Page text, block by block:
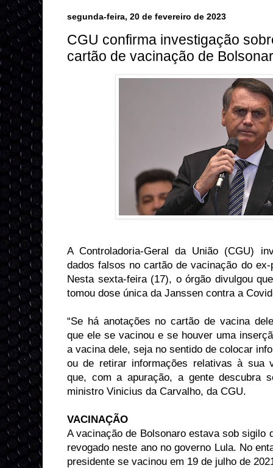
segunda-feira, 20 de fevereiro de 2023
CGU confirma investigação
cartão de vacinação de
A Controladoria-Geral da União (CGU)
dados falsos no cartão de vacinação do
Nesta sexta-feira (17), o órgão divulgou
tomou dose única da Janssen contra a
“Se há anotações no cartão de vacina
que ele se vacinou e se houver uma
a vacina dele, seja no sentido de colocar
ou de retirar informações relativas à sua
que, com a apuração, a gente descubra
ministro Vinicius da Carvalho, da CGU.
VACINAÇÃO
A vacinação de Bolsonaro estava sob sigilo
revogado neste ano no governo Lula. No
presidente se vacinou em 19 de julho de